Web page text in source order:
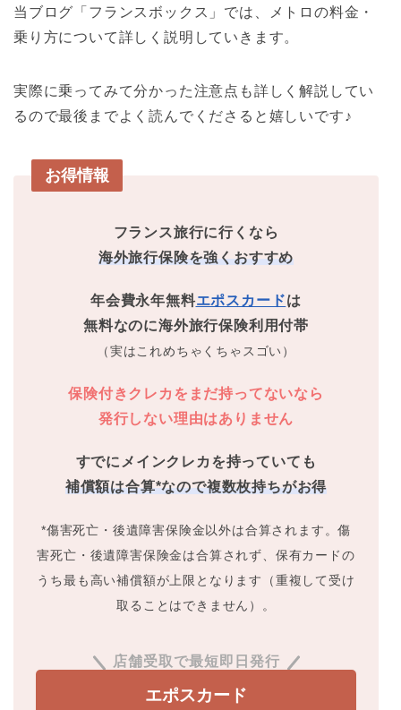
当ブログ「フランスボックス」では、メトロの料金・
乗り方について詳しく説明していきます。
実際に乗ってみて分かった注意点も詳しく解説してい
るので最後までよく読んでくださると嬉しいです♪
お得情報
フランス旅行に行くなら
海外旅行保険を強くおすすめ
年会費永年無料エポスカードは
無料なのに海外旅行保険利用付帯
（実はこれめちゃくちゃスゴい）
保険付きクレカをまだ持ってないなら
発行しない理由はありません
すでにメインクレカを持っていても
補償額は合算*なので複数枚持ちがお得
*傷害死亡・後遺障害保険金以外は合算されます。傷
害死亡・後遺障害保険金は合算されず、保有カードの
うち最も高い補償額が上限となります（重複して受け
取ることはできません）。
店舗受取で最短即日発行
エポスカード